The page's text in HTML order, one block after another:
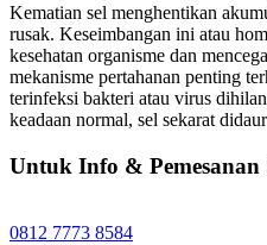
Kematian sel menghentikan
rusak. Keseimbangan ini atau
kesehatan organisme dan
mekanisme pertahanan penting
terinfeksi bakteri atau virus
keadaan normal, sel sekarat
Untuk Info &
0812 7773 8584